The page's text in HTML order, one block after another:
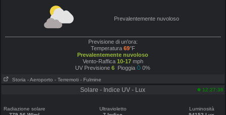
Prevalentemente nuvoloso
Previsione di un'ora:
Temperatura 69°F
Prevalentemente nuvoloso
Vento-Raffica 10-17mph
UV Previsione6 Pioggia 0%
Storia - Aeroporto - Terremoti - Fulmine
Solare - Indice UV - Lux 12:27:38
Radiazione solare
Ultravioletto
Luminosità